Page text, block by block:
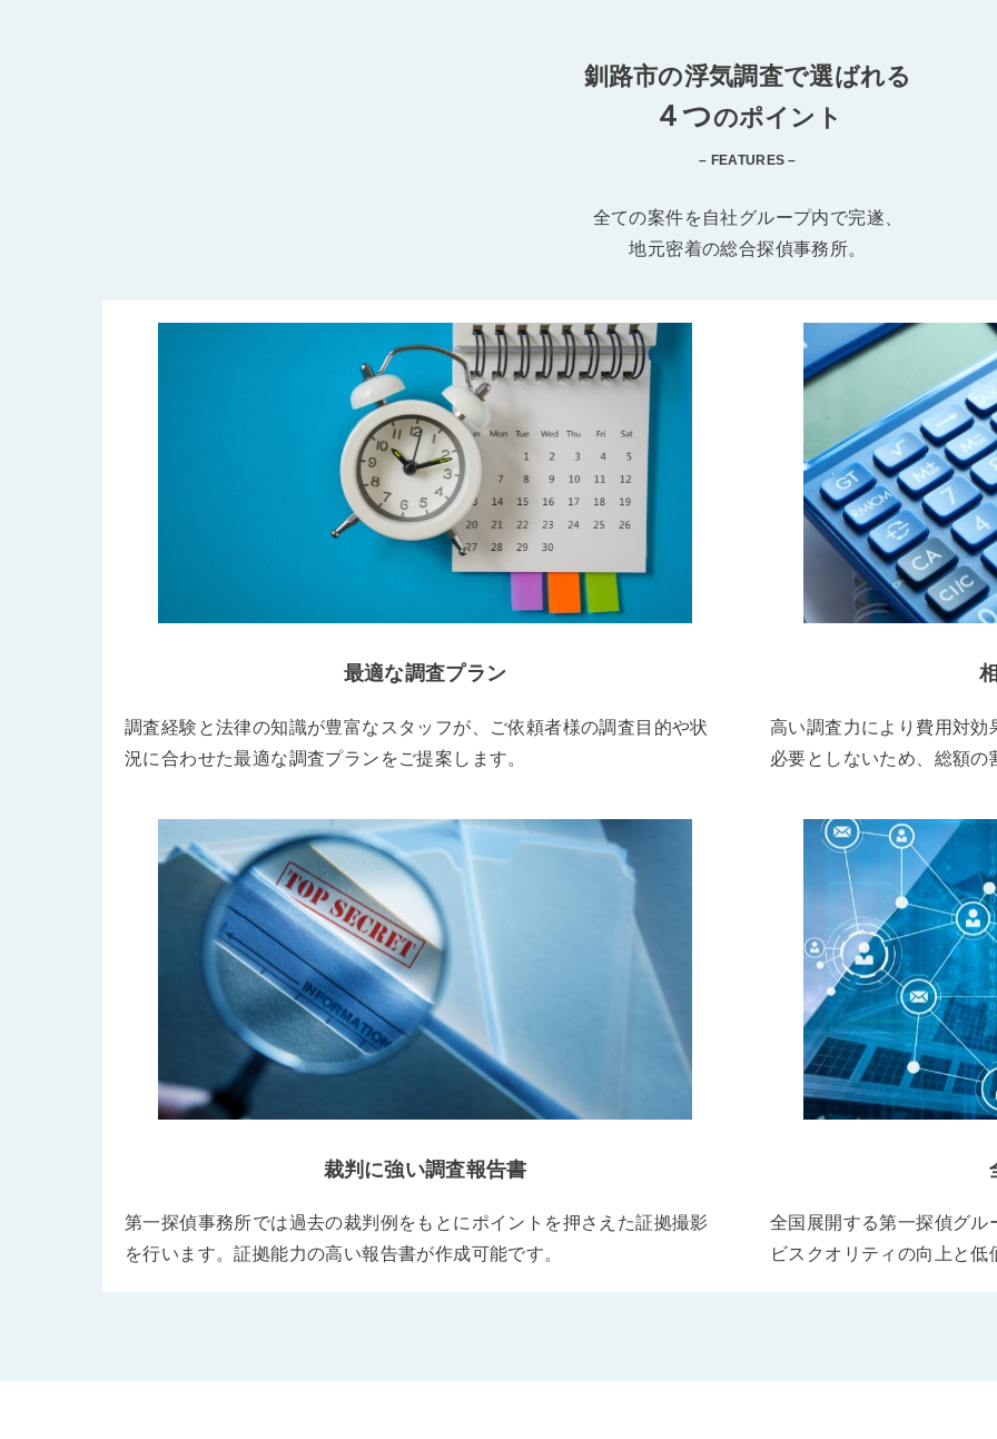
釧路市の浮気調査で選ばれる
４つのポイント
– FEATURES –
全ての案件を自社グループ内で完遂、
地元密着の総合探偵事務所。
最適な調査プラン
調査経験と法律の知識が豊富なスタッフが、ご依頼者様の調査目的や状
況に合わせた最適な調査プランをご提案します。
高い調査力により費用対
必要としないため、総額
裁判に強い調査報告書
第一探偵事務所では過去の裁判例をもとにポイントを押さえた証拠撮影
を行います。証拠能力の高い報告書が作成可能です。
全国展開する第一探偵グ
ビスクオリティの向上と